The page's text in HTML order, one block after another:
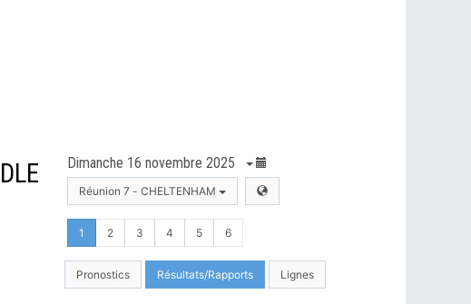
Dimanche 16 novembre 2025
Réunion 7 - CHELTENHAM
1 2 3 4 5 6
Pronostics Résultats/Rapports Lignes